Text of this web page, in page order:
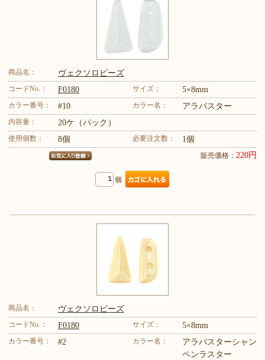
商品名： ヴェクソロビーズ
コードNo.： F0180 サイズ： 5×8mm
カラー番号： #10 カラー名： アラバスター
内容量： 20ケ（パック）
使用個数： 8個 必要注文数： 1個
販売価格： 220円
個
商品名： ヴェクソロビーズ
コードNo.： F0180 サイズ： 5×8mm
カラー番号： #2 カラー名：
アラバスターシャン
ペンラスター